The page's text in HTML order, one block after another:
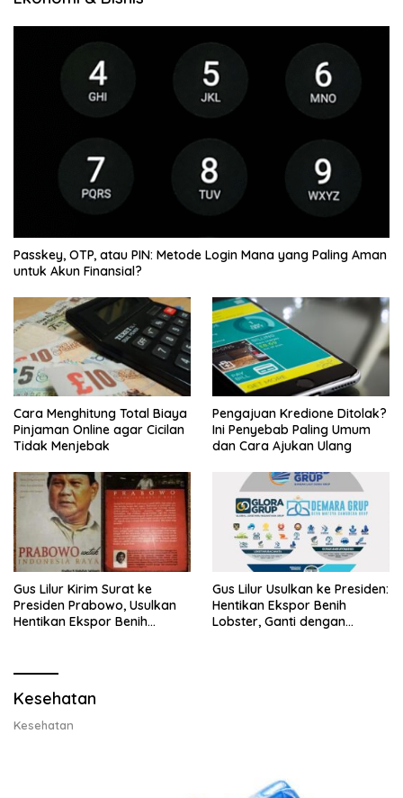
Passkey, OTP, atau PIN: Metode Login Mana yang Paling Aman
untuk Akun Finansial?
Cara Menghitung Total Biaya
Pinjaman Online agar Cicilan
Tidak Menjebak
Pengajuan Kredione Ditolak?
Ini Penyebab Paling Umum
dan Cara Ajukan Ulang
Gus Lilur Kirim Surat ke
Presiden Prabowo, Usulkan
Hentikan Ekspor Benih
Gus Lilur Usulkan ke Presiden:
Hentikan Ekspor Benih
Lobster, Ganti dengan
Kesehatan
Kesehatan